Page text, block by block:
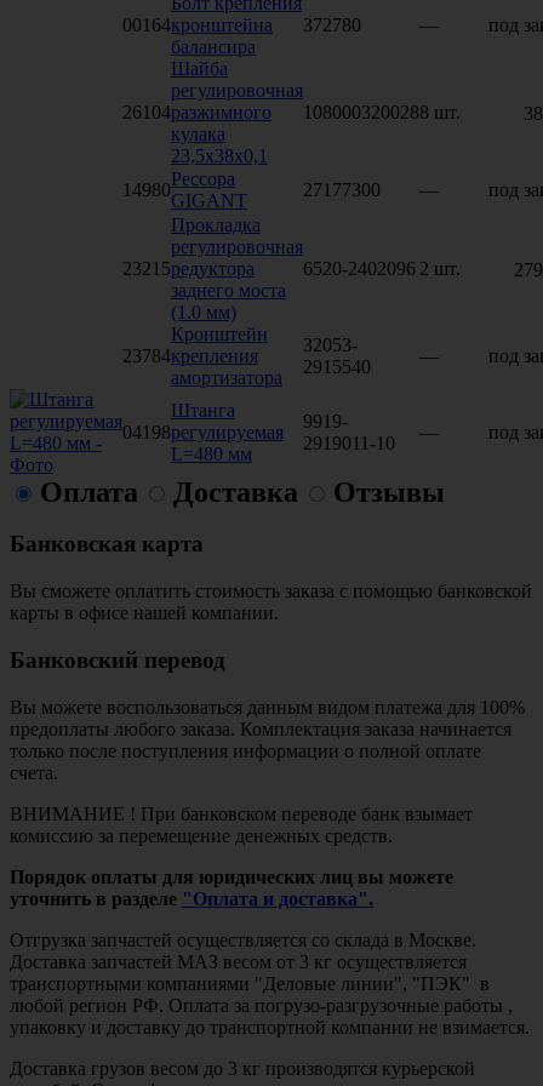
00164кронштейна
балансира
372780 — под
26104
Шайба
регулировочная
разжимного
кулака
23,5x38x0,1
1080003200288 шт.
14980
Рессора
GIGANT
27177300 — под
23215
Прокладка
регулировочная
редуктора
заднего моста
(1.0 мм)
6520-2402096 2 шт.
23784
Кронштейн
крепления
амортизатора
32053-
2915540
— под
04198
Штанга
регулируемая
L=480 мм
9919-
2919011-10
— под
Оплата Доставка Отзывы
Банковская карта
Вы сможете оплатить стоимость заказа с помощью банковской
карты в офисе нашей компании.
Банковский перевод
Вы можете воспользоваться данным видом платежа для 100%
предоплаты любого заказа. Комплектация заказа начинается
только после поступления информации о полной оплате
счета.
ВНИМАНИЕ ! При банковском переводе банк взымает
комиссию за перемещение денежных средств.
Порядок оплаты для юридических лиц вы можете
уточнить в разделе "Оплата и доставка".
Отгрузка запчастей осуществляется со склада в Москве.
Доставка запчастей МАЗ весом от 3 кг осуществляется
транспортными компаниями "Деловые линии", "ПЭК" в
любой регион РФ. Оплата за погрузо-разгрузочные работы ,
упаковку и доставку до транспортной компании не взимается.
Доставка грузов весом до 3 кг производятся курьерской